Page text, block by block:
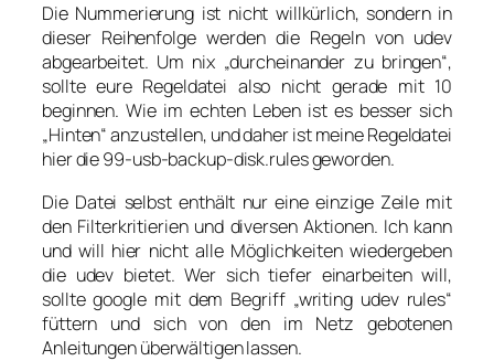
Die Nummerierung ist nicht willkürlich, sondern in
dieser Reihenfolge werden die Regeln von udev
abgearbeitet. Um nix „durcheinander zu bringen“,
sollte eure Regeldatei also nicht gerade mit 10
beginnen. Wie im echten Leben ist es besser sich
„Hinten“ anzustellen, und daher ist meine Regeldatei
hier die 99-usb-backup-disk.rules geworden.
Die Datei selbst enthält nur eine einzige Zeile mit
den Filterkritierien und diversen Aktionen. Ich kann
und will hier nicht alle Möglichkeiten wiedergeben
die udev bietet. Wer sich tiefer einarbeiten will,
sollte google mit dem Begriff „writing udev rules“
füttern und sich von den im Netz gebotenen
Anleitungen überwältigen lassen.